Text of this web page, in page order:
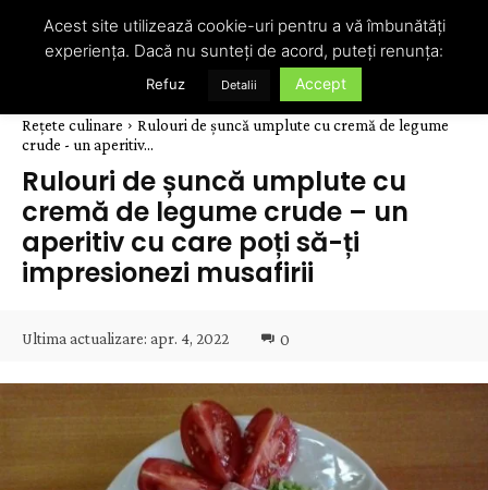
Rețete culinare
Rulouri de șuncă umplute cu cremă de legume
crude - un aperitiv...
Rulouri de șuncă umplute cu
cremă de legume crude – un
aperitiv cu care poți să-ți
impresionezi musafirii
Ultima actualizare: apr. 4, 2022 0
Acest site utilizează cookie-uri pentru a vă îmbunătăți
experiența. Dacă nu sunteți de acord, puteți renunța:
Refuz Detalii Accept